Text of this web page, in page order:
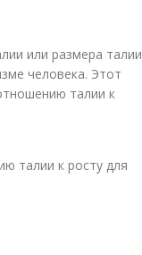
или размера талии
человека. Этот
талии к
талии к росту для